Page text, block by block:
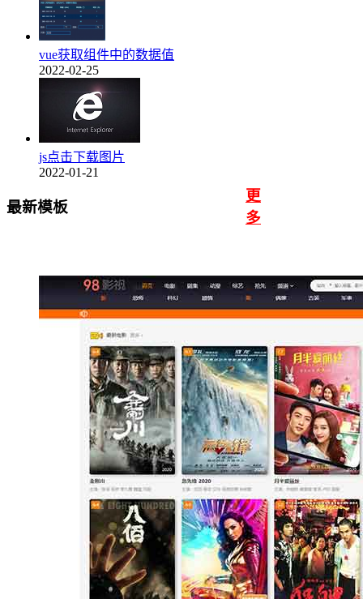
vue获取组件中的数据值
2022-02-25
js点击下载图片
2022-01-21
最新模板
更
多